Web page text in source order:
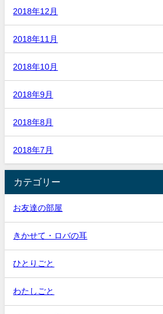
2018年12月
2018年11月
2018年10月
2018年9月
2018年8月
2018年7月
カテゴリー
お友達の部屋
きかせて・ロバの耳
ひとりごと
わたしごと